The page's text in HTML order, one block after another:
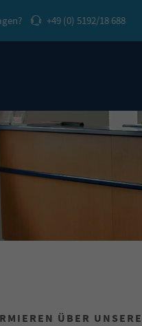
+49 (0) 5192/18 688
ÜBER